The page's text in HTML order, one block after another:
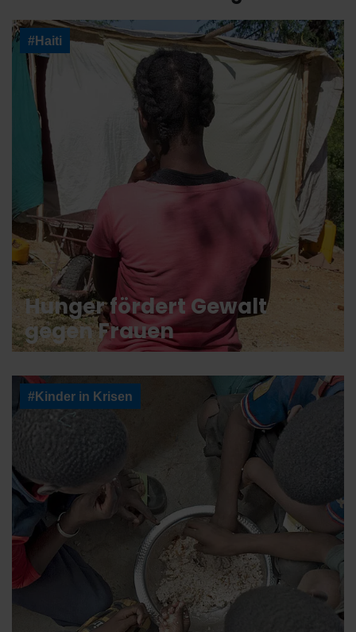
#Haiti
Hunger fördert Gewalt
gegen Frauen
#Kinder in Krisen